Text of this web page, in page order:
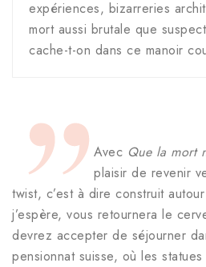
expériences, bizarreries
mort aussi brutale que
cache-t-on dans ce manoir
Avec Que la mort
plaisir de revenir
twist, c’est à dire construit
j’espère, vous retournera le
devrez accepter de séjourner
pensionnat suisse, où les